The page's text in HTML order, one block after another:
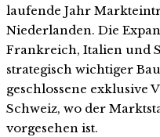
laufende Jahr
Niederlanden. Die
Frankreich, Italien und
strategisch wichtiger
geschlossene exklusive
Schweiz, wo der
vorgesehen ist.